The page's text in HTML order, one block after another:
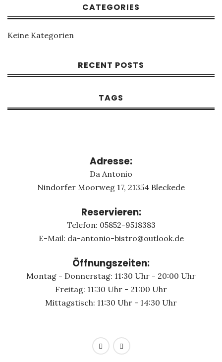
CATEGORIES
Keine Kategorien
RECENT POSTS
TAGS
Adresse:
Da Antonio
Nindorfer Moorweg 17, 21354 Bleckede
Reservieren:
Telefon: 05852-9518383
E-Mail: da-antonio-bistro@outlook.de
Öffnungszeiten:
Montag - Donnerstag: 11:30 Uhr - 20:00 Uhr
Freitag: 11:30 Uhr - 21:00 Uhr
Mittagstisch: 11:30 Uhr - 14:30 Uhr